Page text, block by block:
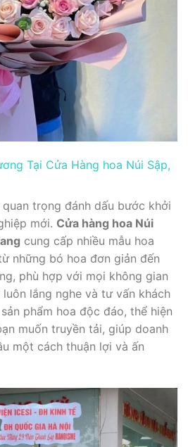
Tại Cửa Hàng hoa Núi Sập,
trọng đánh dấu bước khởi
mới. Cửa hàng hoa Núi
cung cấp nhiều mẫu hoa
những bó hoa đơn giản đến
phù hợp với mọi không gian
lắng nghe và tư vấn khách
phẩm hoa độc đáo, thể hiện
muốn truyền tải, giúp doanh
một cách thuận lợi và ấn